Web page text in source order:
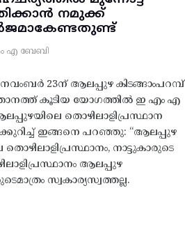
നമുക്ക്
എ ബേബി
നവംബർ 23ന് ആലപ്പുഴ കിടങ്ങാംപറമ്പ്‌
കൂടിയ യോഗത്തിൽ ഇ എം എ
തൊഴിലാളിപ്രസ്ഥാന
ഇങ്ങനെ പറഞ്ഞു: “ആലപ്പുഴ
തൊഴിലാളിപ്രസ്ഥാനം, നാട്ടുകാരുടെ
ആലപ്പുഴ
സ്വകാര്യസ്വത്തല്ല.